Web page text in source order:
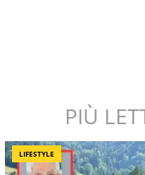
PIÙ
LIFESTYLE